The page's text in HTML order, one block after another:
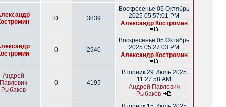
0 3839
Воскресенье 05 Октябрь
2025 05:57:01 PM
Александр Костромин
0 2940
Воскресенье 05 Октябрь
2025 05:27:03 PM
Александр Костромин
Андрей
Павлович
Рыбаков
0 4195
Вторник 29 Июль 2025
11:27:58 AM
Андрей Павлович
Рыбаков